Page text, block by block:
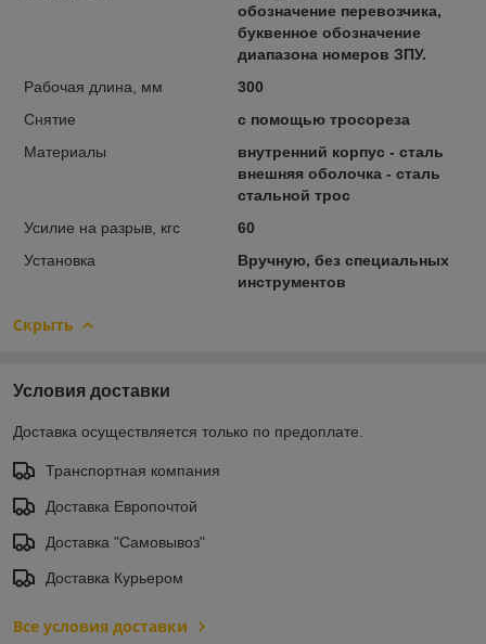
обозначение перевозчика,
буквенное обозначение
диапазона номеров ЗПУ.
Рабочая длина, мм
300
Снятие
с помощью тросореза
Материалы
внутренний корпус - сталь
внешняя оболочка - сталь
стальной трос
Усилие на разрыв, кгс
60
Установка
Вручную, без специальных
инструментов
Скрыть
Условия доставки
Доставка осуществляется только по предоплате.
Транспортная компания
Доставка Европочтой
Доставка "Самовывоз"
Доставка Курьером
Все условия доставки